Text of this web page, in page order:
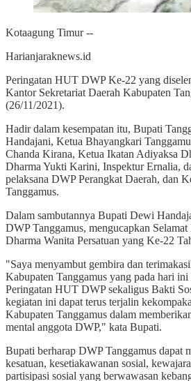
Kotaagung Timur --
Harianjaraknews.id
Peringatan HUT DWP Ke-22 yang
Kantor Sekretariat Daerah Kabupaten
(26/11/2021).
Hadir dalam kesempatan itu, Bupati
Handajani, Ketua Bhayangkari
Chanda Kirana, Ketua Ikatan Adiyaksa
Dharma Yukti Karini, Inspektur Ernalia,
pelaksana DWP Perangkat Daerah, dan
Tanggamus.
Dalam sambutannya Bupati Dewi
DWP Tanggamus, mengucapkan
Dharma Wanita Persatuan yang Ke-22
"Saya menyambut gembira dan
Kabupaten Tanggamus yang pada hari ini
Peringatan HUT DWP sekaligus Bakti
kegiatan ini dapat terus terjalin
Kabupaten Tanggamus dalam
mental anggota DWP," kata Bupati.
Bupati berharap DWP Tanggamus dapat
kesatuan, kesetiakawanan sosial,
partisipasi sosial yang berwawasan